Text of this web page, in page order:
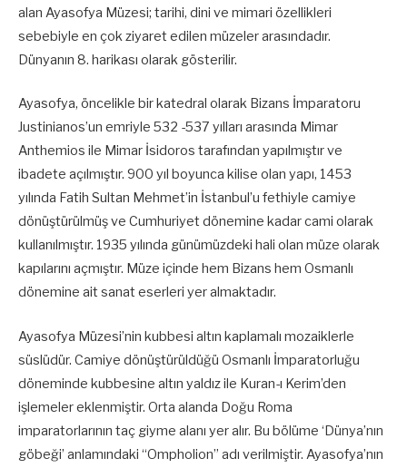
alan Ayasofya Müzesi; tarihi, dini ve mimari özellikleri
sebebiyle en çok ziyaret edilen müzeler arasındadır.
Dünyanın 8. harikası olarak gösterilir.
Ayasofya, öncelikle bir katedral olarak Bizans İmparatoru
Justinianos’un emriyle 532 -537 yılları arasında Mimar
Anthemios ile Mimar İsidoros tarafından yapılmıştır ve
ibadete açılmıştır. 900 yıl boyunca kilise olan yapı, 1453
yılında Fatih Sultan Mehmet’in İstanbul’u fethiyle camiye
dönüştürülmüş ve Cumhuriyet dönemine kadar cami olarak
kullanılmıştır. 1935 yılında günümüzdeki hali olan müze olarak
kapılarını açmıştır. Müze içinde hem Bizans hem Osmanlı
dönemine ait sanat eserleri yer almaktadır.
Ayasofya Müzesi’nin kubbesi altın kaplamalı mozaiklerle
süslüdür. Camiye dönüştürüldüğü Osmanlı İmparatorluğu
döneminde kubbesine altın yaldız ile Kuran-ı Kerim’den
işlemeler eklenmiştir. Orta alanda Doğu Roma
imparatorlarının taç giyme alanı yer alır. Bu bölüme ‘Dünya’nın
göbeği’ anlamındaki “Ompholion” adı verilmiştir. Ayasofya’nın